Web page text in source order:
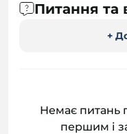
Питання та
+
Немає питань
першим і